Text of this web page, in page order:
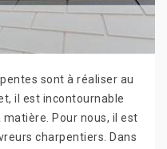
sont à réaliser au
il est incontournable
Pour nous, il est
charpentiers. Dans